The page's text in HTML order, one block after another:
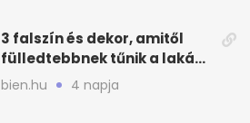
3 falszín és dekor, amitől
fülledtebbnek tűnik a lakás
nyáron
bien.hu 4 napja